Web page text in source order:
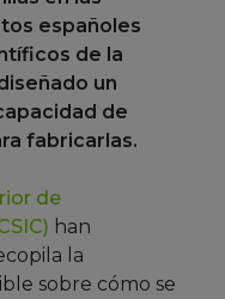
españoles
de la
un
de
fabricarlas.
de
han
la
sobre cómo se